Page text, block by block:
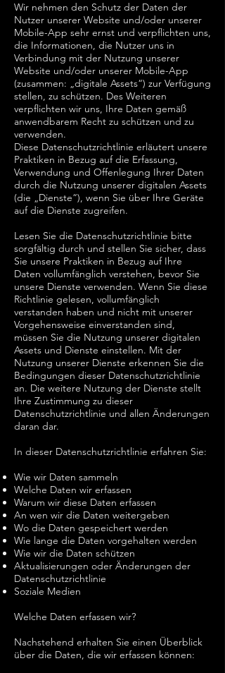
Wir nehmen den Schutz der Daten der
Nutzer unserer Website und/oder unserer
Mobile-App sehr ernst und verpflichten uns,
die Informationen, die Nutzer uns in
Verbindung mit der Nutzung unserer
Website und/oder unserer Mobile-App
(zusammen: „digitale Assets“) zur Verfügung
stellen, zu schützen. Des Weiteren
verpflichten wir uns, Ihre Daten gemäß
anwendbarem Recht zu schützen und zu
verwenden.
Diese Datenschutzrichtlinie erläutert unsere
Praktiken in Bezug auf die Erfassung,
Verwendung und Offenlegung Ihrer Daten
durch die Nutzung unserer digitalen Assets
(die „Dienste“), wenn Sie über Ihre Geräte
auf die Dienste zugreifen.
Lesen Sie die Datenschutzrichtlinie bitte
sorgfältig durch und stellen Sie sicher, dass
Sie unsere Praktiken in Bezug auf Ihre
Daten vollumfänglich verstehen, bevor Sie
unsere Dienste verwenden. Wenn Sie diese
Richtlinie gelesen, vollumfänglich
verstanden haben und nicht mit unserer
Vorgehensweise einverstanden sind,
müssen Sie die Nutzung unserer digitalen
Assets und Dienste einstellen. Mit der
Nutzung unserer Dienste erkennen Sie die
Bedingungen dieser Datenschutzrichtlinie
an. Die weitere Nutzung der Dienste stellt
Ihre Zustimmung zu dieser
Datenschutzrichtlinie und allen Änderungen
daran dar.
In dieser Datenschutzrichtlinie erfahren Sie:
Wie wir Daten sammeln
Welche Daten wir erfassen
Warum wir diese Daten erfassen
An wen wir die Daten weitergeben
Wo die Daten gespeichert werden
Wie lange die Daten vorgehalten werden
Wie wir die Daten schützen
Aktualisierungen oder Änderungen der
Datenschutzrichtlinie
Soziale Medien
Welche Daten erfassen wir?
Nachstehend erhalten Sie einen Überblick
über die Daten, die wir erfassen können: